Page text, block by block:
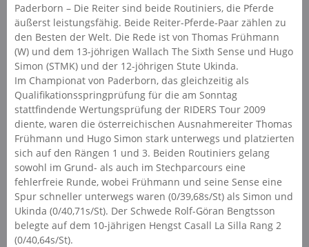
Paderborn – Die Reiter sind beide Routiniers, die Pferde
äußerst leistungsfähig. Beide Reiter-Pferde-Paar zählen zu
den Besten der Welt. Die Rede ist von Thomas Frühmann
(W) und dem 13-jöhrigen Wallach The Sixth Sense und Hugo
Simon (STMK) und der 12-jöhrigen Stute Ukinda.
Im Championat von Paderborn, das gleichzeitig als
Qualifikationsspringprüfung für die am Sonntag
stattfindende Wertungsprüfung der RIDERS Tour 2009
diente, waren die österreichischen Ausnahmereiter Thomas
Frühmann und Hugo Simon stark unterwegs und platzierten
sich auf den Rängen 1 und 3. Beiden Routiniers gelang
sowohl im Grund- als auch im Stechparcours eine
fehlerfreie Runde, wobei Frühmann und seine Sense eine
Spur schneller unterwegs waren (0/39,68s/St) als Simon und
Ukinda (0/40,71s/St). Der Schwede Rolf-Göran Bengtsson
belegte auf dem 10-jährigen Hengst Casall La Silla Rang 2
(0/40,64s/St).